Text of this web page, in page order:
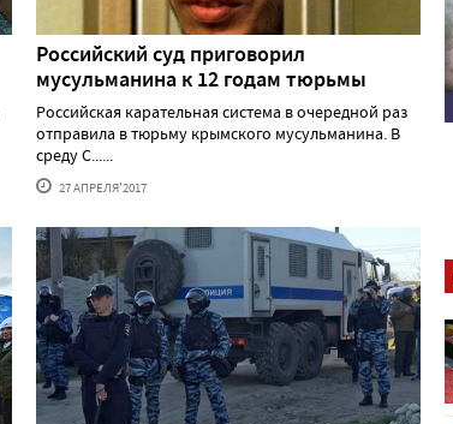
Российский суд приговорил
мусульманина к 12 годам тюрьмы
Российская карательная система в очередной раз
отправила в тюрьму крымского мусульманина. В
среду С......
27 АПРЕЛЯ'2017